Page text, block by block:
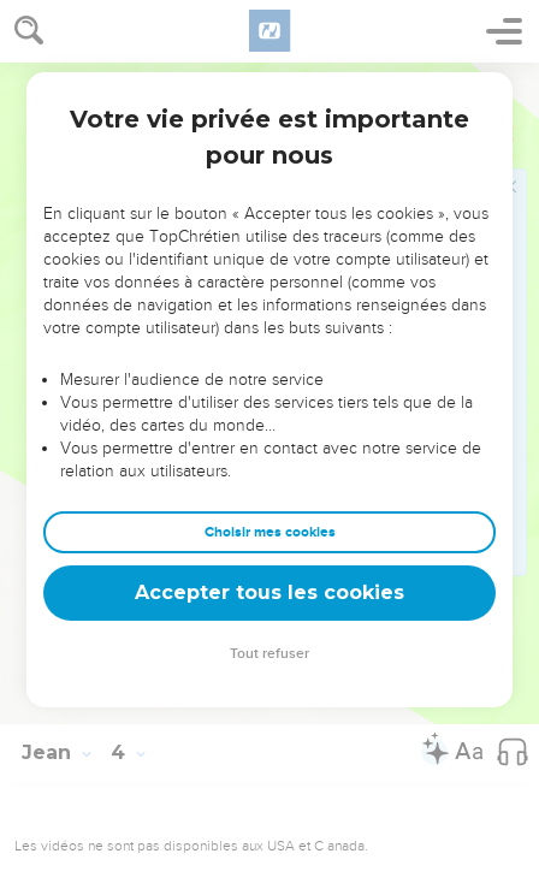
Jean 3
28 Vous-mêmes m'êtes témoins que j'ai dit : ‘Moi, je ne suis
pas le Messie, mais j'ai été envoyé devant lui.’
29
qui se tient là et qui l'entend, éprouve une grande joie à
cause de la voix du marié. Ainsi donc, cette joie qui est la
Il faut qu'il grandisse et que moi, je diminue.
Celui qui vient du ciel
Celui qui vient d'en haut est au-dessus de tous ; celui qui
Celui qui vient du ciel est au-dessus de tous,
il rend témoignage de ce qu'il a vu et entendu, et
personne n’accepte son témoignage.
Celui qui a accepté son témoignage a certifié que Dieu est
En effet, celui que Dieu a envoyé dit les paroles de Dieu,
parce que Dieu lui donne l'Esprit sans mesure.
Le Père aime le Fils et a tout remis entre ses mains.
Celui qui croit au Fils a la vie éternelle ; celui qui ne croit
Jean 4
Les vidéos ne sont pas disponibles aux USA et C anada.
Votre vie privée est importante
pour nous
En cliquant sur le bouton « Accepter tous les cookies », vous
acceptez que TopChrétien utilise des traceurs (comme des
cookies ou l'identifiant unique de votre compte utilisateur) et
traite vos données à caractère personnel (comme vos
données de navigation et les informations renseignées dans
votre compte utilisateur) dans les buts suivants :
Mesurer l'audience de notre service
Vous permettre d'utiliser des services tiers tels que de la
vidéo, des cartes du monde…
Vous permettre d'entrer en contact avec notre service de
relation aux utilisateurs.
Choisir mes cookies
Accepter tous les cookies
Tout refuser